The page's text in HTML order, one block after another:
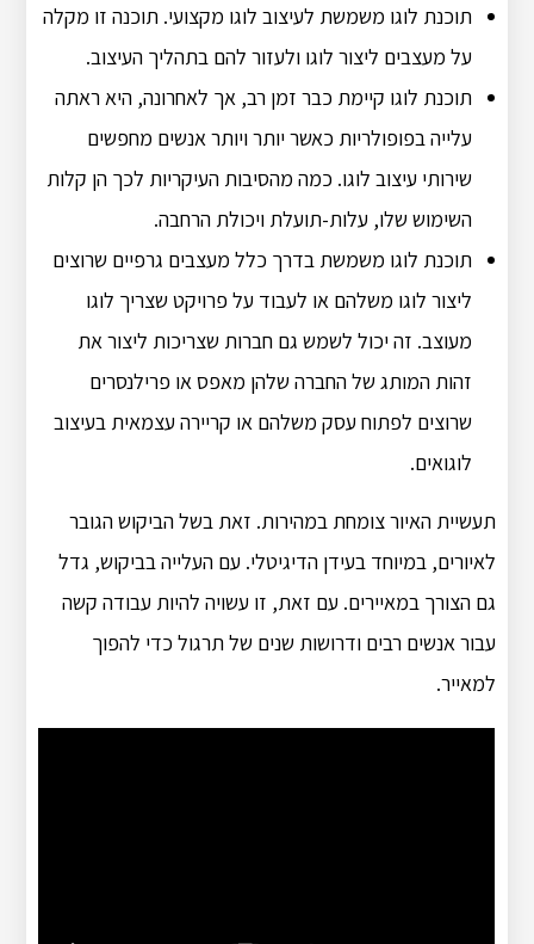
תוכנת לוגו משמשת לעיצוב לוגו מקצועי. תוכנה זו מקלה
על מעצבים ליצור לוגו ולעזור להם בתהליך העיצוב.
תוכנת לוגו קיימת כבר זמן רב, אך לאחרונה, היא ראתה
עלייה בפופולריות כאשר יותר ויותר אנשים מחפשים
שירותי עיצוב לוגו. כמה מהסיבות העיקריות לכך הן קלות
השימוש שלו, עלות-תועלת ויכולת הרחבה.
תוכנת לוגו משמשת בדרך כלל מעצבים גרפיים שרוצים
ליצור לוגו משלהם או לעבוד על פרויקט שצריך לוגו
מעוצב. זה יכול לשמש גם חברות שצריכות ליצור את
זהות המותג של החברה שלהן מאפס או פרילנסרים
שרוצים לפתוח עסק משלהם או קריירה עצמאית בעיצוב
לוגואים.
תעשיית האיור צומחת במהירות. זאת בשל הביקוש הגובר
לאיורים, במיוחד בעידן הדיגיטלי. עם העלייה בביקוש, גדל
גם הצורך במאיירים. עם זאת, זו עשויה להיות עבודה קשה
עבור אנשים רבים ודרושות שנים של תרגול כדי להפוך
למאייר.